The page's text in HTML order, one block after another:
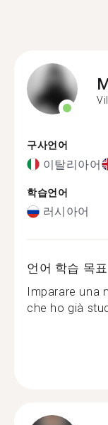
구사언어
이탈리아어
학습언어
러시아어
언어 학습 목표
Imparare una
che ho già